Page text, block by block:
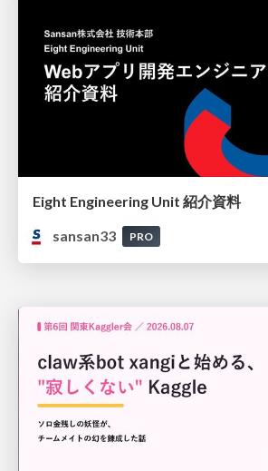
Eight Engineering Unit 紹介資料
sansan33
PRO